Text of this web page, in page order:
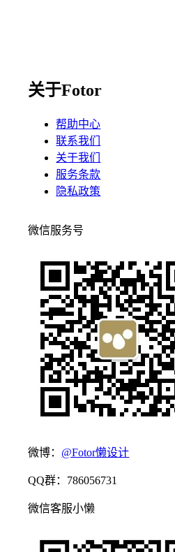
关于Fotor
帮助中心
联系我们
关于我们
服务条款
隐私政策
微信服务号
微博： @Fotor懒设计
QQ群：786056731
微信客服小懒